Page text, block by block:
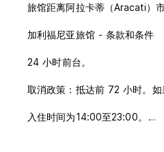
旅馆距离阿拉卡蒂（Aracati）
加利福尼亚旅馆 - 条款和条件
24 小时前台。
取消政策：抵达前 72 小时。如
入住时间为14:00至23:00。